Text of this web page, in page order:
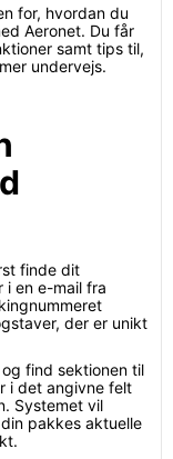
for, hvordan du
Aeronet. Du får
samt tips til,
undervejs.
finde dit
i en e-mail fra
der er unikt
find sektionen til
i det angivne felt
Systemet vil
pakkes aktuelle